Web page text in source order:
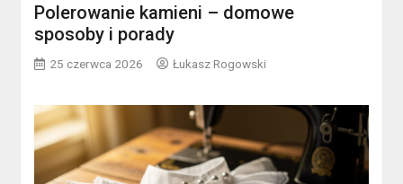
Polerowanie kamieni – domowe
sposoby i porady
25 czerwca 2026 Łukasz Rogowski